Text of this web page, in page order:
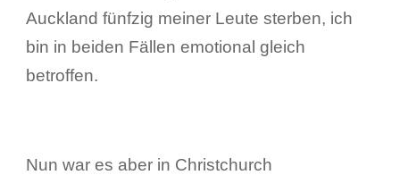
Auckland fünfzig meiner Leute sterben, ich
bin in beiden Fällen emotional gleich
betroffen.
Nun war es aber in Christchurch